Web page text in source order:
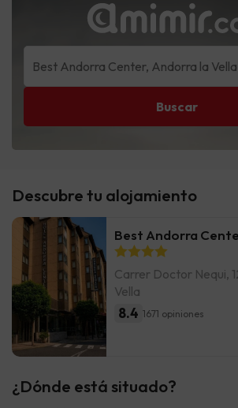
Descubre tu alojamiento
Best Andorra
Carrer Doctor Nequi,
Vella
8.4 1671 opiniones
¿Dónde está situado?
Buscar